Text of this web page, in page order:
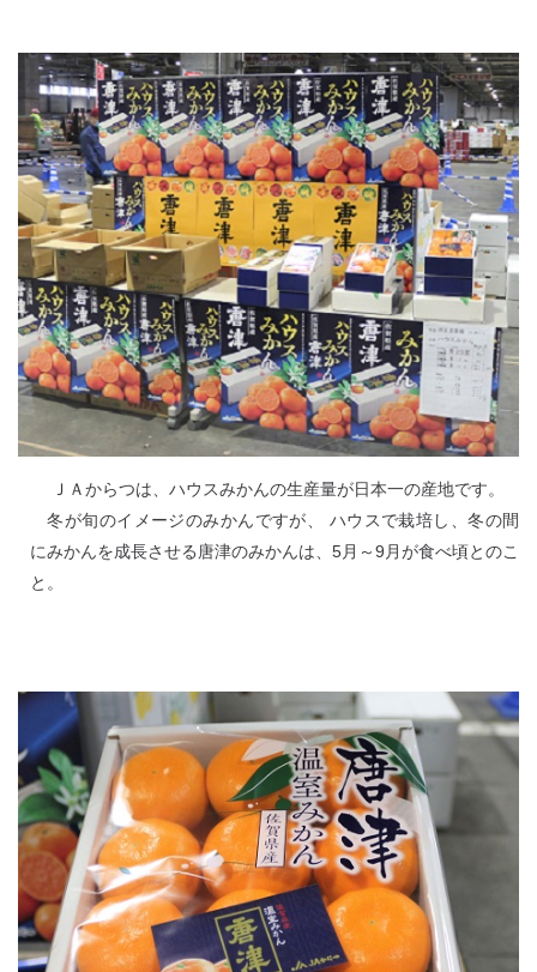
ＪＡからつは、ハウスみかんの生産量が日本一の産地です。
冬が旬のイメージのみかんですが、 ハウスで栽培し、冬の間
にみかんを成長させる唐津のみかんは、5月～9月が食べ頃とのこ
と。